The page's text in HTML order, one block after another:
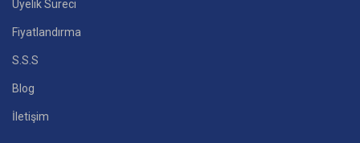
Üyelik Süreci
Fiyatlandırma
S.S.S
Blog
İletişim